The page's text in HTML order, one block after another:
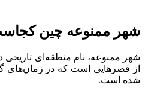
شهر ممنوعه چین
شهر ممنوعه، نام منطقه‌ای
از قصرهایی است که در زمان‌های
شده است.